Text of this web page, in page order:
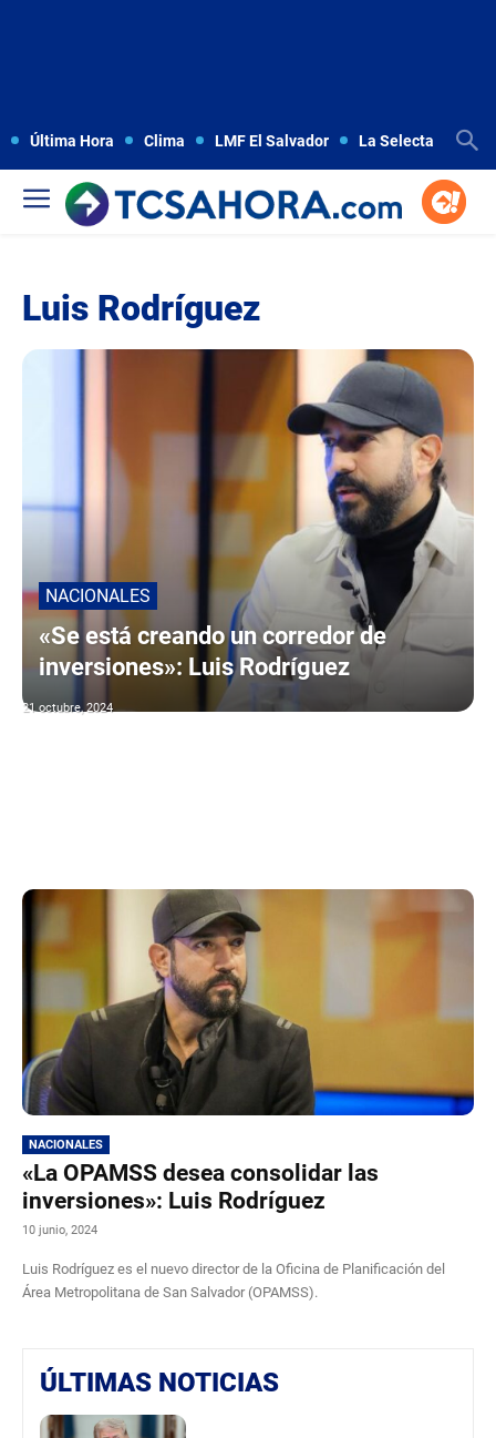
Última Hora Clima LMF El Salvador La Selecta
Luis Rodríguez
NACIONALES
«Se está creando un corredor de
inversiones»: Luis Rodríguez
21 octubre, 2024
NACIONALES
«La OPAMSS desea consolidar las
inversiones»: Luis Rodríguez
10 junio, 2024
Luis Rodríguez es el nuevo director de la Oficina de Planificación del
Área Metropolitana de San Salvador (OPAMSS).
ÚLTIMAS NOTICIAS